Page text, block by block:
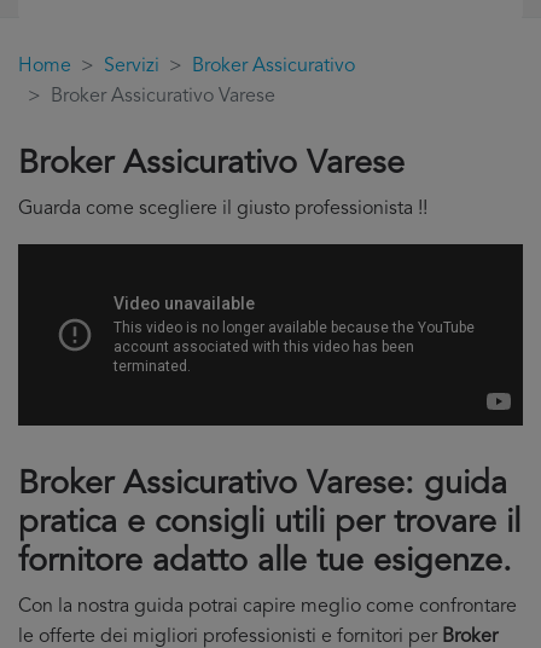
Home Servizi
Broker Assicurativo
Broker Assicurativo Varese
Broker Assicurativo Varese
Guarda come scegliere il giusto professionista !!
Broker Assicurativo Varese: guida
pratica e consigli utili per trovare il
fornitore adatto alle tue esigenze.
Con la nostra guida potrai capire meglio come confrontare
le offerte dei migliori professionisti e fornitori per Broker